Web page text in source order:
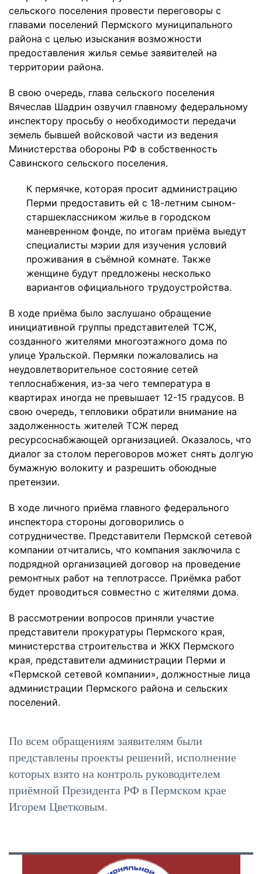
сельского поселения провести переговоры с
главами поселений Пермского муниципального
района с целью изыскания возможности
предоставления жилья семье заявителей на
территории района.
В свою очередь, глава сельского поселения
Вячеслав Шадрин озвучил главному федеральному
инспектору просьбу о необходимости передачи
земель бывшей войсковой части из ведения
Министерства обороны РФ в собственность
Савинского сельского поселения.
К пермячке, которая просит администрацию
Перми предоставить ей с 18-летним сыном-
старшеклассником жилье в городском
маневренном фонде, по итогам приёма выедут
специалисты мэрии для изучения условий
проживания в съёмной комнате. Также
женщине будут предложены несколько
вариантов официального трудоустройства.
В ходе приёма было заслушано обращение
инициативной группы представителей ТСЖ,
созданного жителями многоэтажного дома по
улице Уральской. Пермяки пожаловались на
неудовлетворительное состояние сетей
теплоснабжения, из-за чего температура в
квартирах иногда не превышает 12-15 градусов. В
свою очередь, тепловики обратили внимание на
задолженность жителей ТСЖ перед
ресурсоснабжающей организацией. Оказалось, что
диалог за столом переговоров может снять долгую
бумажную волокиту и разрешить обоюдные
претензии.
В ходе личного приёма главного федерального
инспектора стороны договорились о
сотрудничестве. Представители Пермской сетевой
компании отчитались, что компания заключила с
подрядной организацией договор на проведение
ремонтных работ на теплотрассе. Приёмка работ
будет проводиться совместно с жителями дома.
В рассмотрении вопросов приняли участие
представители прокуратуры Пермского края,
министерства строительства и ЖКХ Пермского
края, представители администрации Перми и
«Пермской сетевой компании», должностные лица
администрации Пермского района и сельских
поселений.
По всем обращениям заявителям были
представлены проекты решений, исполнение
которых взято на контроль руководителем
приёмной Президента РФ в Пермском крае
Игорем Цветковым.